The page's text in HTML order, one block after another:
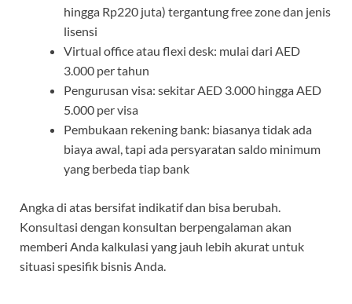
hingga Rp220 juta) tergantung free zone dan jenis
lisensi
Virtual office atau flexi desk: mulai dari AED
3.000 per tahun
Pengurusan visa: sekitar AED 3.000 hingga AED
5.000 per visa
Pembukaan rekening bank: biasanya tidak ada
biaya awal, tapi ada persyaratan saldo minimum
yang berbeda tiap bank
Angka di atas bersifat indikatif dan bisa berubah.
Konsultasi dengan konsultan berpengalaman akan
memberi Anda kalkulasi yang jauh lebih akurat untuk
situasi spesifik bisnis Anda.